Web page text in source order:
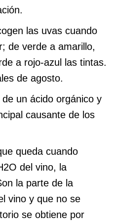
las uvas cuando
de verde a amarillo,
a rojo-azul las tintas.
de agosto.
un ácido orgánico y
causante de los
queda cuando
del vino, la
la parte de la
vino y que no se
se obtiene por